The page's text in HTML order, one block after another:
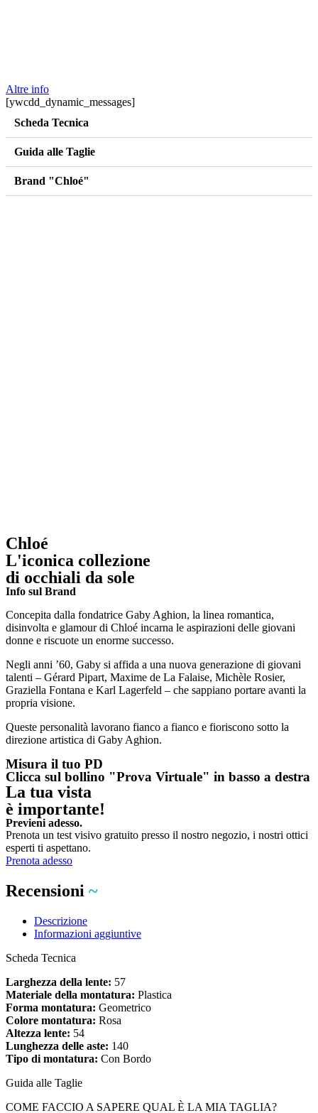
Altre info
[ywcdd_dynamic_messages]
Scheda Tecnica
Guida alle Taglie
Brand "Chloé"
Chloé
L'iconica collezione
di occhiali da sole
Info sul Brand
Concepita dalla fondatrice Gaby Aghion, la linea romantica,
disinvolta e glamour di Chloé incarna le aspirazioni delle giovani
donne e riscuote un enorme successo.
Negli anni ’60, Gaby si affida a una nuova generazione di giovani
talenti – Gérard Pipart, Maxime de La Falaise, Michèle Rosier,
Graziella Fontana e Karl Lagerfeld – che sappiano portare avanti la
propria visione.
Queste personalità lavorano fianco a fianco e fioriscono sotto la
direzione artistica di Gaby Aghion.
Misura il tuo PD
Clicca sul bollino "Prova Virtuale" in basso a destra
La tua vista
è importante!
Previeni adesso.
Prenota un test visivo gratuito presso il nostro negozio, i nostri ottici
esperti ti aspettano.
Prenota adesso
Recensioni ~
Descrizione
Informazioni aggiuntive
Scheda Tecnica
Larghezza della lente: 57
Materiale della montatura: Plastica
Forma montatura: Geometrico
Colore montatura: Rosa
Altezza lente: 54
Lunghezza delle aste: 140
Tipo di montatura: Con Bordo
Guida alle Taglie
COME FACCIO A SAPERE QUAL È LA MIA TAGLIA?